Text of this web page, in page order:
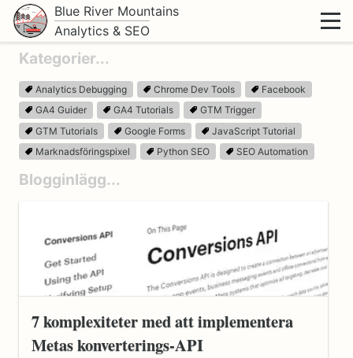
Blue River Mountains
Analytics & SEO
Blogginlägg
7 komplexiteter med att implementera
Metas konverterings-API
Kategorier
Analytics Debugging Chrome Dev Tools
Facebook
GA4 Guider
GA4 Tutorials
GTM Trigger
GTM Tutorials
Google Forms
JavaScript Tutorial
Marknadsföringspixel
Python SEO SEO Automation